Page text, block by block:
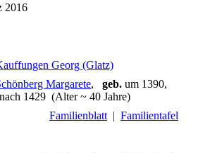
2016
Georg (Glatz)
Margarete, geb. um 1390,
nach 1429 (Alter ~ 40 Jahre)
Familienblatt | Familientafel